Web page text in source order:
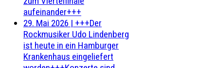
aufeinander+++
29. Mai 2026 | +++Der
Rockmusiker Udo Lindenberg
ist heute in ein Hamburger
Krankenhaus eingeliefert